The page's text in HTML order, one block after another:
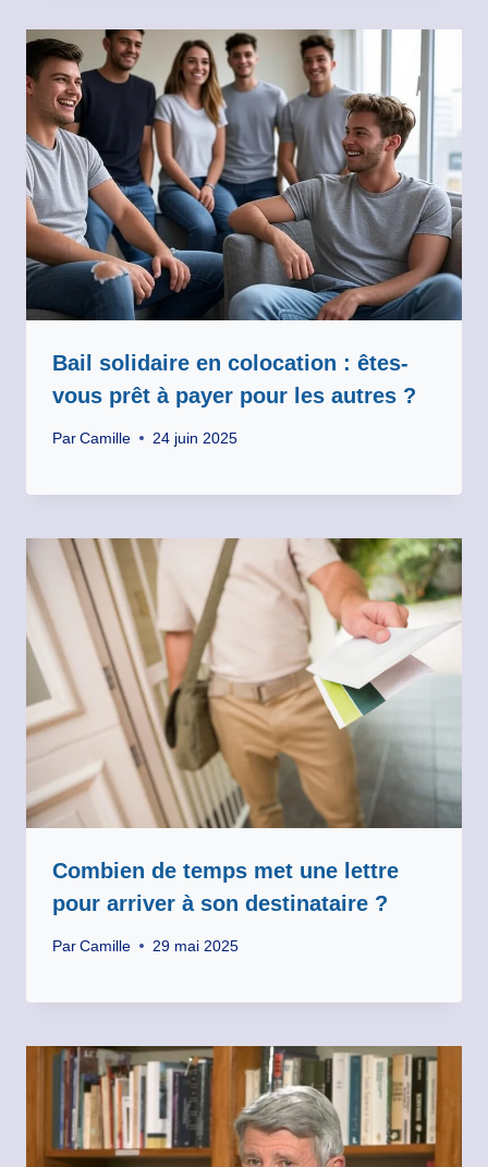
Bail solidaire en colocation : êtes-
vous prêt à payer pour les autres ?
Par Camille 24 juin 2025
Combien de temps met une lettre
pour arriver à son destinataire ?
Par Camille 29 mai 2025